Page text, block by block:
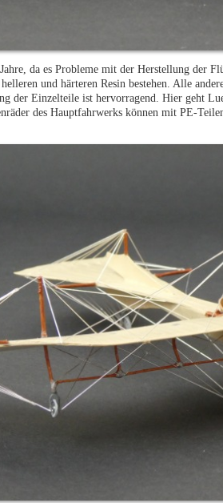
da es Probleme mit der Herstellung der
und härteren Resin bestehen. Alle
der Einzelteile ist hervorragend. Hier geht
des Hauptfahrwerks können mit PE-